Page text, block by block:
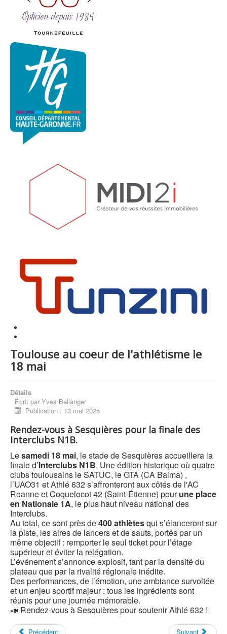
Toulouse au coeur de l'athlétisme le
18 mai
Détails
Écrit par Yves Bellanger
Publication : 13 mai 2025
Rendez-vous à Sesquières pour la finale des
Interclubs N1B.
Lesamedi 18 mai, le stade de Sesquières accueillera la
finale d’Interclubs N1B. Une édition historique où quatre
clubs toulousains le SATUC, le GTA (CA Balma) ,
l’UAO31 et Athlé 632 s’affronteront aux côtés de l'AC
Roanne et Coquelocot 42 (Saint-Étienne) pourune place
en Nationale 1A, le plus haut niveau national des
Interclubs.
Au total, ce sont près de400 athlètesqui s’élanceront sur
la piste, les aires de lancers et de sauts, portés par un
même objectif : remporter le seul ticket pour l’étage
supérieur et éviter la relégation.
L’événement s’annonce explosif, tant par la densité du
plateau que par la rivalité régionale inédite.
Des performances, de l’émotion, une ambiance survoltée
et un enjeu sportif majeur : tous les ingrédients sont
réunis pour une journée mémorable.
📣 Rendez-vous à Sesquières pour soutenir Athlé 632 !
Précédent Suivant